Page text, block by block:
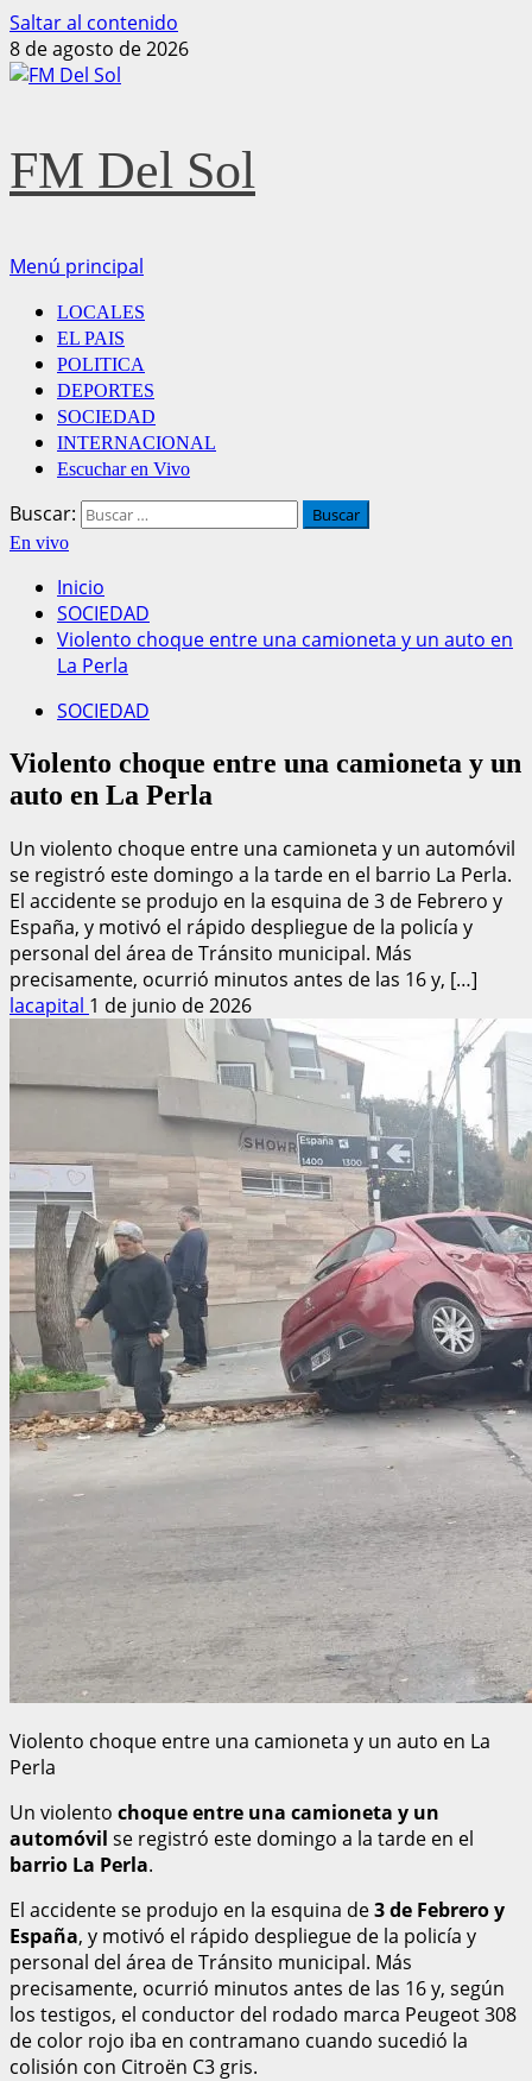
Saltar al contenido
8 de agosto de 2026
FM Del Sol
Menú principal
LOCALES
EL PAIS
POLITICA
DEPORTES
SOCIEDAD
INTERNACIONAL
Escuchar en Vivo
Buscar:
En vivo
Inicio
SOCIEDAD
Violento choque entre una camioneta y un auto en
La Perla
SOCIEDAD
Violento choque entre una camioneta y un
auto en La Perla
Un violento choque entre una camioneta y un automóvil
se registró este domingo a la tarde en el barrio La Perla.
El accidente se produjo en la esquina de 3 de Febrero y
España, y motivó el rápido despliegue de la policía y
personal del área de Tránsito municipal. Más
precisamente, ocurrió minutos antes de las 16 y, […]
lacapital 1 de junio de 2026
Violento choque entre una camioneta y un auto en La
Perla
Un violento choque entre una camioneta y un
automóvil se registró este domingo a la tarde en el
barrio La Perla.
El accidente se produjo en la esquina de3 de Febrero y
España, y motivó el rápido despliegue de la policía y
personal del área de Tránsito municipal. Más
precisamente, ocurrió minutos antes de las 16 y, según
los testigos, el conductor del rodado marca Peugeot 308
de color rojo iba en contramano cuando sucedió la
colisión con Citroën C3 gris.